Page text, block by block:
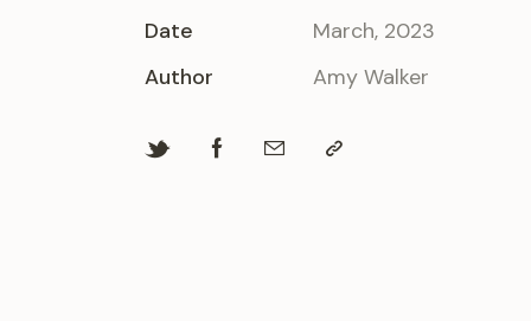
Date
March, 2023
Author
Amy Walker